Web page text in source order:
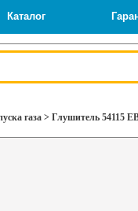
Каталог
газа > Глушитель 54115